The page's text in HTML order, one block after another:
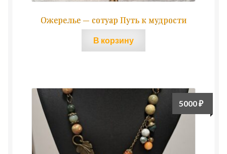
Ожерелье — сотуар Путь к мудрости
В корзину
5000₽